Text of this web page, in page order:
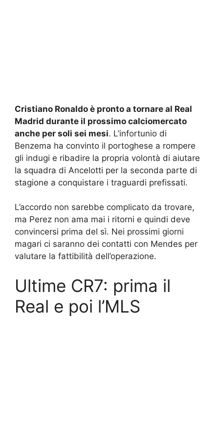
Cristiano Ronaldo è pronto a tornare al Real
Madrid durante il prossimo calciomercato
anche per soli sei mesi. L’infortunio di
Benzema ha convinto il portoghese a rompere
gli indugi e ribadire la propria volontà di aiutare
la squadra di Ancelotti per la seconda parte di
stagione a conquistare i traguardi prefissati.
L’accordo non sarebbe complicato da trovare,
ma Perez non ama mai i ritorni e quindi deve
convincersi prima del sì. Nei prossimi giorni
magari ci saranno dei contatti con Mendes per
valutare la fattibilità dell’operazione.
Ultime CR7: prima il
Real e poi l’MLS